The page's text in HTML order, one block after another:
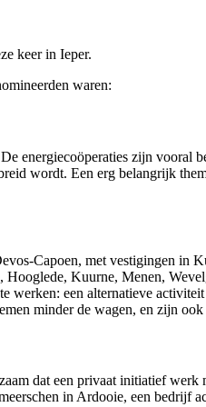
keer in Ieper.
waren:
energiecoöperaties zijn vooral
wordt. Een erg belangrijk
Capoen, met vestigingen in
Kuurne, Menen,
werken: een alternatieve
minder de wagen, en zijn
dat een privaat initiatief werk
in Ardooie, een bedrijf